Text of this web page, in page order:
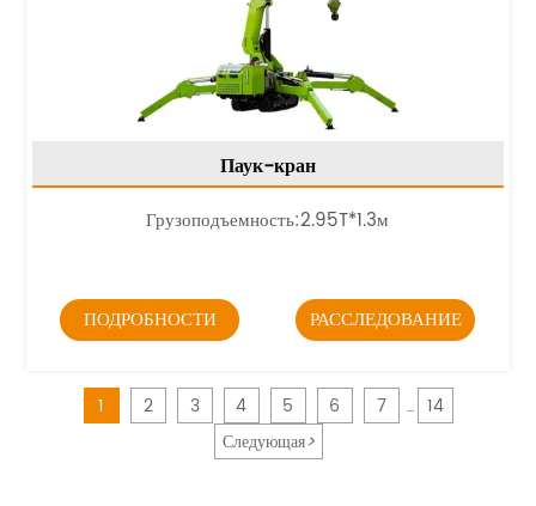
Паук-кран
Грузоподъемность:2.95T*1.3м
ПОДРОБНОСТИ РАССЛЕДОВАНИЕ
1 2 3 4 5 6 7 ...
14
Следующая>